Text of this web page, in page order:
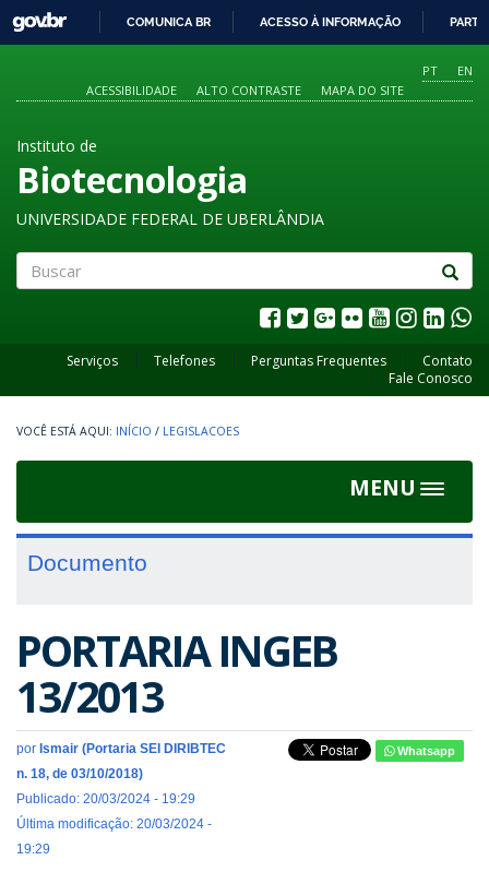
O
CONTEÚDO
GOVBR
COMUNICA BR ACESSO À INFORMAÇÃO
PT
EN
ACESSIBILIDADE
ALTO CONTRASTE MAPA DO SITE
Instituto de
Biotecnologia
UNIVERSIDADE FEDERAL DE UBERLÂNDIA
Serviços Telefones Perguntas Frequentes
Contato
Fale Conosco
INÍCIO / LEGISLACOES
MENU
Toggle
Documento
PORTARIA INGEB
13/2013
por Ismair (Portaria SEI DIRIBTEC
n. 18, de 03/10/2018)
Publicado: 20/03/2024 - 19:29
Última modificação: 20/03/2024 -
19:29
Whatsapp